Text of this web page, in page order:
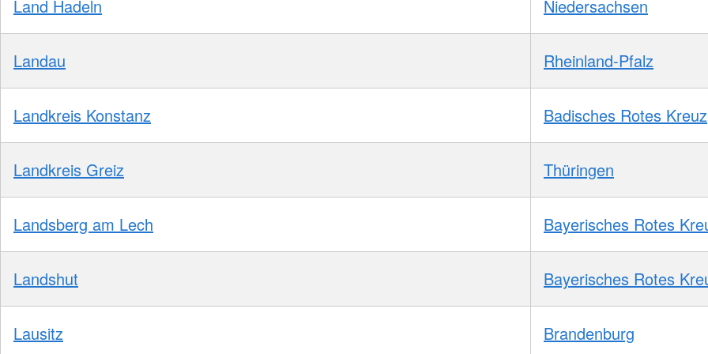
Land Hadeln Niedersachsen
Landau Rheinland-Pfalz
Landkreis Konstanz Badisches Rotes Kreuz
Landkreis Greiz Thüringen
Landsberg am Lech Bayerisches Rotes
Landshut Bayerisches Rotes
Lausitz Brandenburg